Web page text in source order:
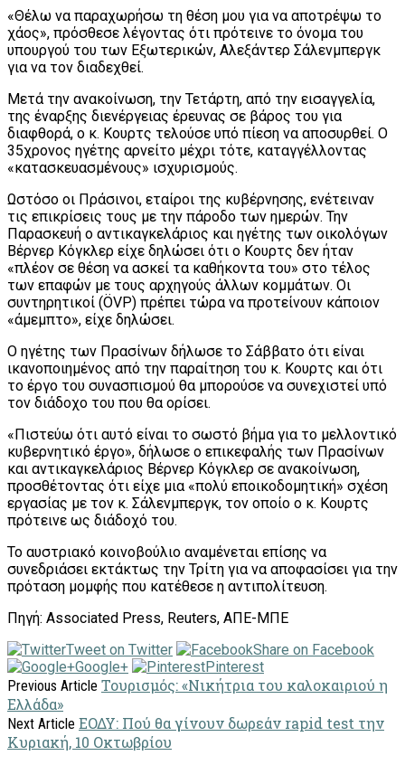
«Θέλω να παραχωρήσω τη θέση μου για να αποτρέψω το
χάος», πρόσθεσε λέγοντας ότι πρότεινε το όνομα του
υπουργού του των Εξωτερικών, Αλεξάντερ Σάλενμπεργκ
για να τον διαδεχθεί.
Μετά την ανακοίνωση, την Τετάρτη, από την εισαγγελία,
της έναρξης διενέργειας έρευνας σε βάρος του για
διαφθορά, ο κ. Κουρτς τελούσε υπό πίεση να αποσυρθεί. Ο
35χρονος ηγέτης αρνείτο μέχρι τότε, καταγγέλλοντας
«κατασκευασμένους» ισχυρισμούς.
Ωστόσο οι Πράσινοι, εταίροι της κυβέρνησης, ενέτειναν
τις επικρίσεις τους με την πάροδο των ημερών. Την
Παρασκευή ο αντικαγκελάριος και ηγέτης των οικολόγων
Βέρνερ Κόγκλερ είχε δηλώσει ότι ο Κουρτς δεν ήταν
«πλέον σε θέση να ασκεί τα καθήκοντα του» στο τέλος
των επαφών με τους αρχηγούς άλλων κομμάτων. Οι
συντηρητικοί (ÖVP) πρέπει τώρα να προτείνουν κάποιον
«άμεμπτο», είχε δηλώσει.
Ο ηγέτης των Πρασίνων δήλωσε το Σάββατο ότι είναι
ικανοποιημένος από την παραίτηση του κ. Κουρτς και ότι
το έργο του συνασπισμού θα μπορούσε να συνεχιστεί υπό
τον διάδοχο του που θα ορίσει.
«Πιστεύω ότι αυτό είναι το σωστό βήμα για το μελλοντικό
κυβερνητικό έργο», δήλωσε ο επικεφαλής των Πρασίνων
και αντικαγκελάριος Βέρνερ Κόγκλερ σε ανακοίνωση,
προσθέτοντας ότι είχε μια «πολύ εποικοδομητική» σχέση
εργασίας με τον κ. Σάλενμπεργκ, τον οποίο ο κ. Κουρτς
πρότεινε ως διάδοχό του.
Το αυστριακό κοινοβούλιο αναμένεται επίσης να
συνεδριάσει εκτάκτως την Τρίτη για να αποφασίσει για την
πρόταση μομφής που κατέθεσε η αντιπολίτευση.
Πηγή: Associated Press, Reuters, ΑΠΕ-ΜΠΕ
Tweet on Twitter
Share on Facebook
Google+
Pinterest
Previous Article Τουρισμός: «Νικήτρια του καλοκαιριού η
Ελλάδα»
Next Article ΕΟΔΥ: Πού θα γίνουν δωρεάν rapid test την
Κυριακή, 10 Οκτωβρίου